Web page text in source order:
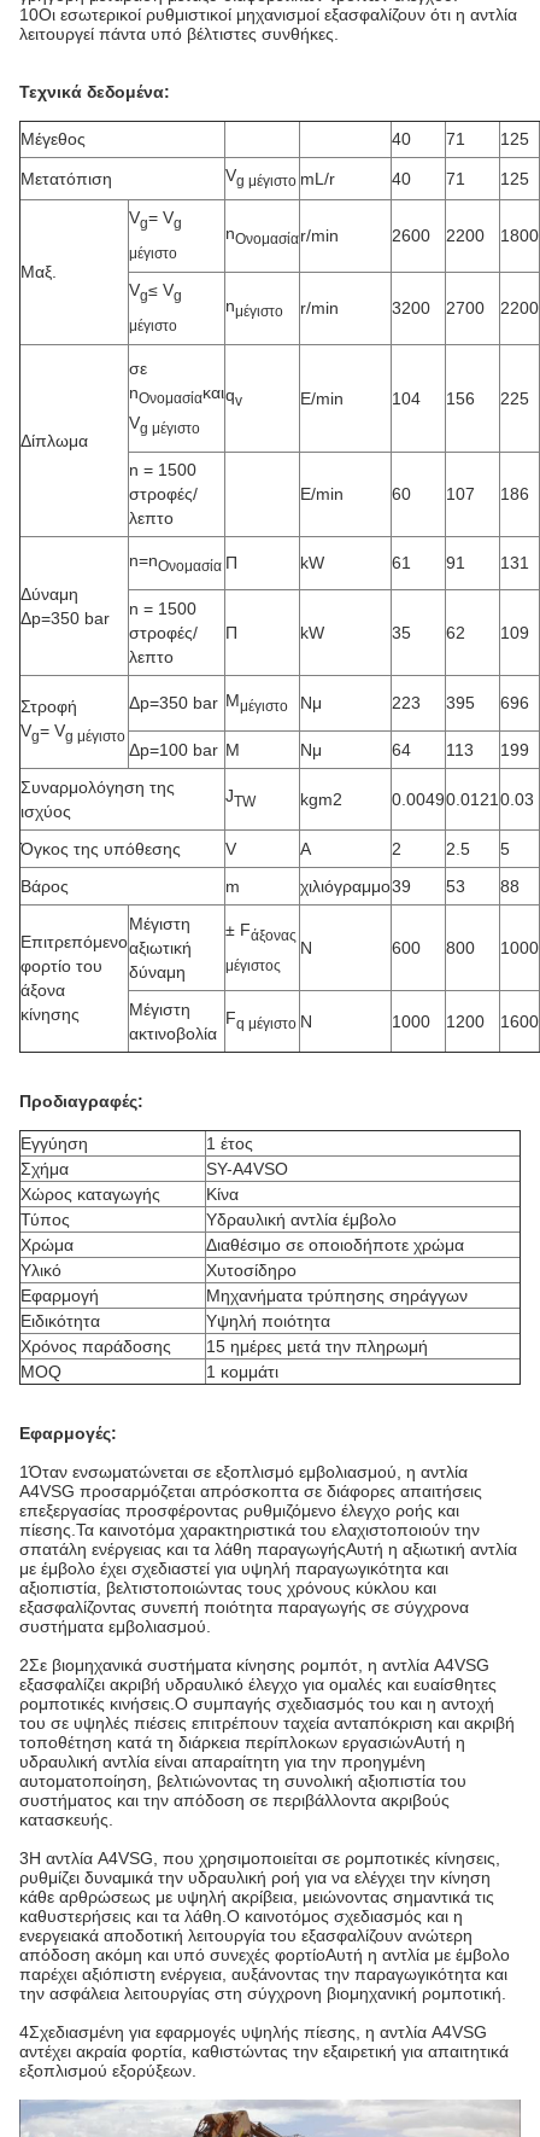
10Οι εσωτερικοί ρυθμιστικοί μηχανισμοί εξασφαλίζουν ότι η αντλία
λειτουργεί πάντα υπό βέλτιστες συνθήκες.
Τεχνικά δεδομένα:
Μέγεθος 40 71 125
Μετατόπιση Vg μέγιστο mL/r 40 71 125
Μαξ.
Vg= Vg
μέγιστο
nΟνομασίαr/min 2600 2200 1800
Vg≤ Vg
μέγιστο
nμέγιστο r/min 3200 2700 2200
Δίπλωμα
σε
nΟνομασίακαι
Vg μέγιστο
qv Ε/min 104 156 225
n = 1500
στροφές/
λεπτο
Ε/min 60 107 186
Δύναμη
Δp=350 bar
n=nΟνομασία Π kW 61 91 131
n = 1500
στροφές/
λεπτο
Π kW 35 62 109
Στροφή
Vg= Vg μέγιστο
Δp=350 bar Μμέγιστο Νμ 223 395 696
Δp=100 bar Μ Νμ 64 113
199
Συναρμολόγηση της
ισχύος
JTW kgm2 0.00490.0121 0.03
Όγκος της υπόθεσης V Α 2 2.5
5
Βάρος
m χιλιόγραμμο39 53 88
Επιτρεπόμενο
φορτίο του
άξονα
κίνησης
Μέγιστη
αξιωτική
δύναμη
± Fάξονας
μέγιστος
N 600 800 1000
Μέγιστη
ακτινοβολία
Fq μέγιστο N 1000 1200 1600
Προδιαγραφές:
Εγγύηση
1 έτος
Σχήμα
SY-A4VSO
Χώρος καταγωγής
Κίνα
Τύπος
Υδραυλική αντλία έμβολο
Χρώμα
Διαθέσιμο σε οποιοδήποτε χρώμα
Υλικό
Χυτοσίδηρο
Εφαρμογή
Μηχανήματα τρύπησης σηράγγων
Ειδικότητα
Υψηλή ποιότητα
Χρόνος παράδοσης
15 ημέρες μετά την πληρωμή
MOQ
1 κομμάτι
Εφαρμογές:
1Όταν ενσωματώνεται σε εξοπλισμό εμβολιασμού, η αντλία
A4VSG προσαρμόζεται απρόσκοπτα σε διάφορες απαιτήσεις
επεξεργασίας προσφέροντας ρυθμιζόμενο έλεγχο ροής και
πίεσης.Τα καινοτόμα χαρακτηριστικά του ελαχιστοποιούν την
σπατάλη ενέργειας και τα λάθη παραγωγήςΑυτή η αξιωτική αντλία
με έμβολο έχει σχεδιαστεί για υψηλή παραγωγικότητα και
αξιοπιστία, βελτιστοποιώντας τους χρόνους κύκλου και
εξασφαλίζοντας συνεπή ποιότητα παραγωγής σε σύγχρονα
συστήματα εμβολιασμού.
2Σε βιομηχανικά συστήματα κίνησης ρομπότ, η αντλία A4VSG
εξασφαλίζει ακριβή υδραυλικό έλεγχο για ομαλές και ευαίσθητες
ρομποτικές κινήσεις.Ο συμπαγής σχεδιασμός του και η αντοχή
του σε υψηλές πιέσεις επιτρέπουν ταχεία ανταπόκριση και ακριβή
τοποθέτηση κατά τη διάρκεια περίπλοκων εργασιώνΑυτή η
υδραυλική αντλία είναι απαραίτητη για την προηγμένη
αυτοματοποίηση, βελτιώνοντας τη συνολική αξιοπιστία του
συστήματος και την απόδοση σε περιβάλλοντα ακριβούς
κατασκευής.
3Η αντλία A4VSG, που χρησιμοποιείται σε ρομποτικές κίνησεις,
ρυθμίζει δυναμικά την υδραυλική ροή για να ελέγχει την κίνηση
κάθε αρθρώσεως με υψηλή ακρίβεια, μειώνοντας σημαντικά τις
καθυστερήσεις και τα λάθη.Ο καινοτόμος σχεδιασμός και η
ενεργειακά αποδοτική λειτουργία του εξασφαλίζουν ανώτερη
απόδοση ακόμη και υπό συνεχές φορτίοΑυτή η αντλία με έμβολο
παρέχει αξιόπιστη ενέργεια, αυξάνοντας την παραγωγικότητα και
την ασφάλεια λειτουργίας στη σύγχρονη βιομηχανική ρομποτική.
4Σχεδιασμένη για εφαρμογές υψηλής πίεσης, η αντλία A4VSG
αντέχει ακραία φορτία, καθιστώντας την εξαιρετική για απαιτητικά
εξοπλισμού εξορύξεων.